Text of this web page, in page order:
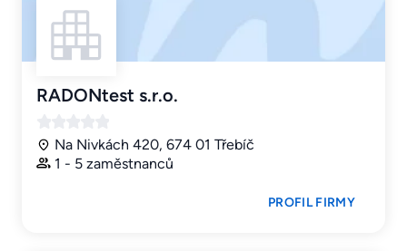
RADONtest s.r.o.
Na Nivkách 420, 674 01 Třebíč
1 - 5 zaměstnanců
PROFIL FIRMY